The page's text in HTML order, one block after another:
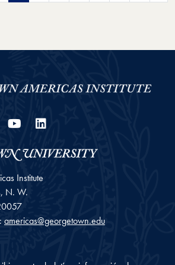
YouTube
LinkedIn
Institute
N. W.
americas@georgetown.edu